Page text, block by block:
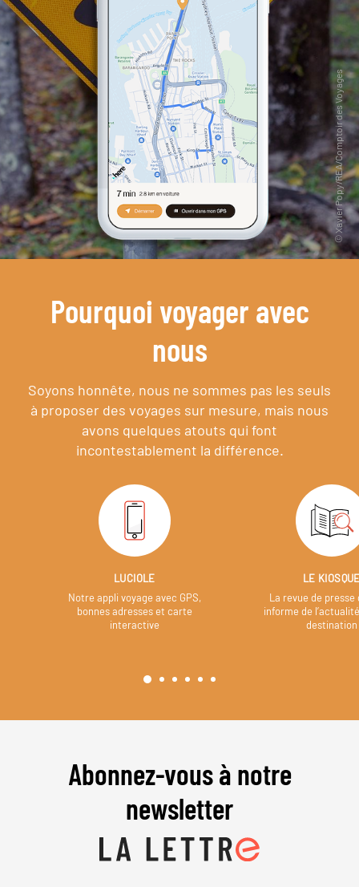
Pourquoi voyager avec
nous
Soyons honnête, nous ne sommes pas les seuls
à proposer des voyages sur mesure, mais nous
avons quelques atouts qui font
incontestablement la différence.
LUCIOLE
Notre appli voyage avec GPS,
bonnes adresses et carte
interactive
LE
La revue de presse
informe de
destination
Abonnez-vous à notre
newsletter